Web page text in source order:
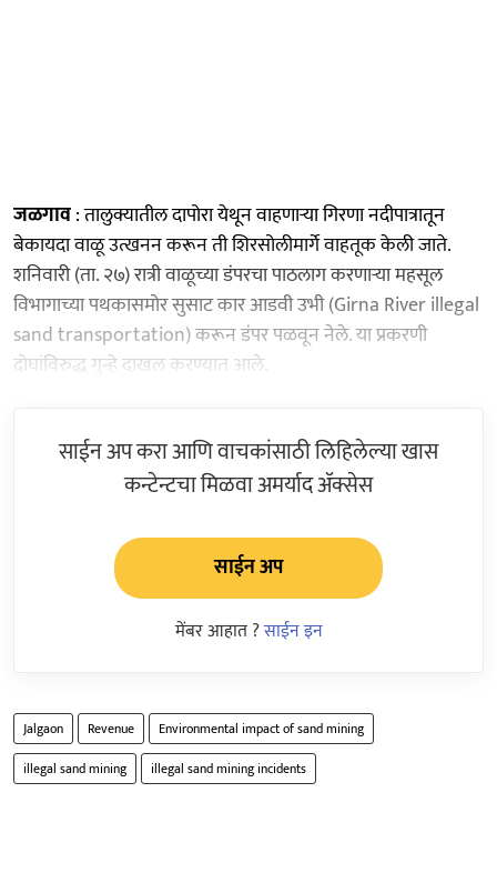
जळगाव: तालुक्यातील दापोरा येथून वाहणाऱ्या गिरणा नदीपात्रातून
बेकायदा वाळू उत्खनन करून ती शिरसोलीमार्गे वाहतूक केली जाते.
शनिवारी (ता. २७) रात्री वाळूच्या डंपरचा पाठलाग करणाऱ्या महसूल
विभागाच्या पथकासमोर सुसाट कार आडवी उभी (Girna River illegal
sand transportation) करून डंपर पळवून नेले. या प्रकरणी
दोघांविरुद्ध गुन्हे दाखल करण्यात आले.
साईन अप करा आणि वाचकांसाठी लिहिलेल्या खास
कन्टेन्टचा मिळवा अमर्याद ॲक्सेस
साईन अप
मेंबर आहात ?साईन इन
Jalgaon Revenue
Environmental impact of sand mining
illegal sand mining
illegal sand mining incidents